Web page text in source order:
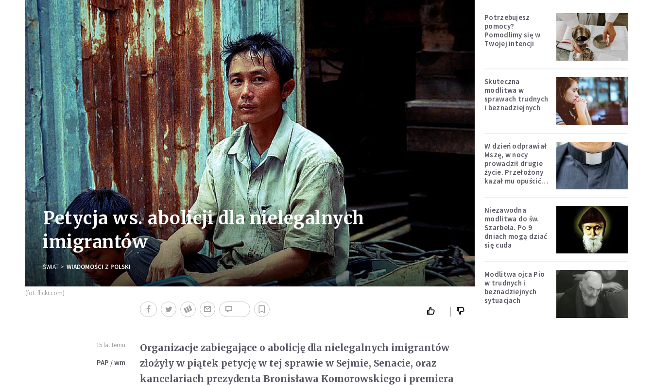
Petycja ws. abolicji dla nielegalnych
imigrantów
ŚWIAT WIADOMOŚCI Z POLSKI
(fot. flickr.com)
15 lat temu
PAP / wm
Organizacje zabiegające o abolicję dla nielegalnych imigrantów
złożyły w piątek petycję w tej sprawie w Sejmie, Senacie, oraz
kancelariach prezydenta Bronisława Komorowskiego i premiera
Potrzebujesz
pomocy?
Pomodlimy się w
Twojej intencji
Skuteczna
modlitwa w
sprawach trudnych
i beznadziejnych
W dzień odprawiał
Mszę, w nocy
prowadził drugie
życie. Przełożony
kazał mu opuścić
Niezawodna
modlitwa do św.
Szarbela. Po 9
dniach mogą dziać
się cuda
Modlitwa ojca Pio
w trudnych i
beznadziejnych
sytuacjach